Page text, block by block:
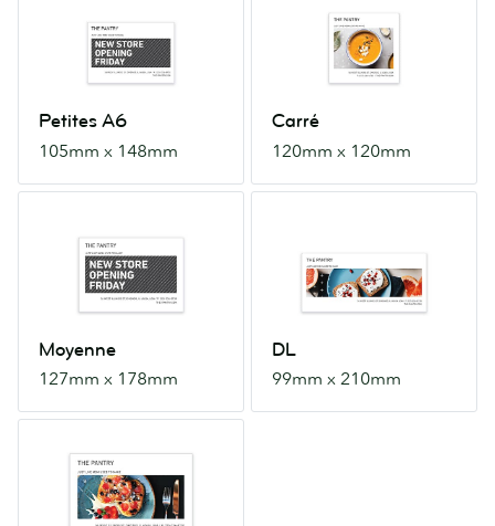
Petites A6
105mm x 148mm
Carré
120mm x 120mm
Moyenne
127mm x 178mm
DL
99mm x 210mm
210mm
148mm